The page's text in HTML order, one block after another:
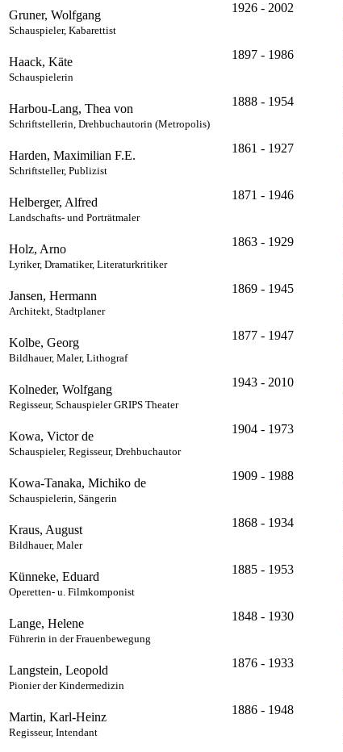
Gruner, Wolfgang
Schauspieler, Kabarettist
1926 - 2002
Haack, Käte
Schauspielerin
1897 - 1986
Harbou-Lang, Thea von
Schriftstellerin, Drehbuchautorin (Metropolis)
1888 - 1954
Harden, Maximilian F.E.
Schriftsteller, Publizist
1861 - 1927
Helberger, Alfred
Landschafts- und Porträtmaler
1871 - 1946
Holz, Arno
Lyriker, Dramatiker, Literaturkritiker
1863 - 1929
Jansen, Hermann
Architekt, Stadtplaner
1869 - 1945
Kolbe, Georg
Bildhauer, Maler, Lithograf
1877 - 1947
Kolneder, Wolfgang
Regisseur, Schauspieler GRIPS Theater
1943 - 2010
Kowa, Victor de
Schauspieler, Regisseur, Drehbuchautor
1904 - 1973
Kowa-Tanaka, Michiko de
Schauspielerin, Sängerin
1909 - 1988
Kraus, August
Bildhauer, Maler
1868 - 1934
Künneke, Eduard
Operetten- u. Filmkomponist
1885 - 1953
Lange, Helene
Führerin in der Frauenbewegung
1848 - 1930
Langstein, Leopold
Pionier der Kindermedizin
1876 - 1933
Martin, Karl-Heinz
Regisseur, Intendant
1886 - 1948